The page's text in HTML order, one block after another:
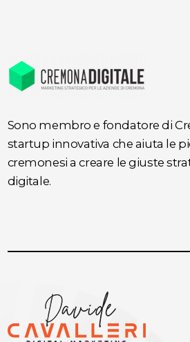
Sono membro e fondatore di
startup innovativa che aiuta le
cremonesi a creare le giuste
digitale.